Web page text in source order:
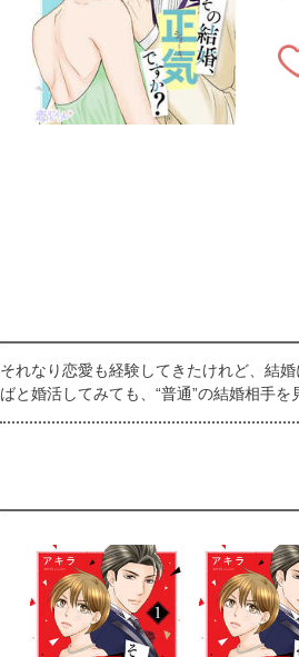
それなり恋愛も経験してきたけれど、結
ばと婚活してみても、“普通”の結婚相手
歳を目前に、厳しい現実と向き合い打ち